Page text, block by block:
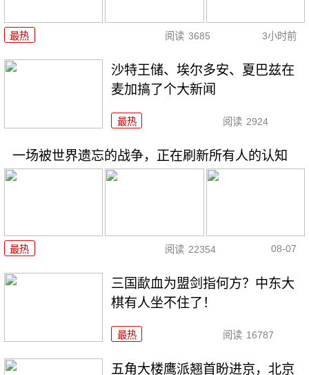
最热 阅读 3685 3小时前
沙特王储、埃尔多安、夏巴兹在
麦加搞了个大新闻
最热 阅读 2924
一场被世界遗忘的战争，正在刷新所有人的认知
最热 阅读 22354 08-07
三国歃血为盟剑指何方？中东大
棋有人坐不住了！
最热 阅读 16787
五角大楼鹰派翘首盼进京，北京